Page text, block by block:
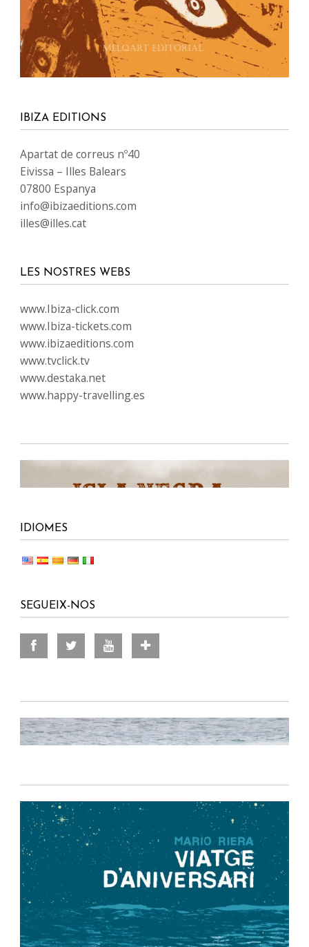
IBIZA EDITIONS
Apartat de correus nº40
Eivissa – Illes Balears
07800 Espanya
info@ibizaeditions.com
illes@illes.cat
LES NOSTRES WEBS
www.Ibiza-click.com
www.Ibiza-tickets.com
www.ibizaeditions.com
www.tvclick.tv
www.destaka.net
www.happy-travelling.es
IDIOMES
SEGUEIX-NOS